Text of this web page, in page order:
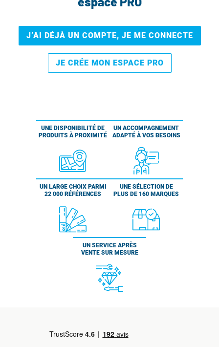
J’AI DÉJÀ UN COMPTE, JE ME CONNECTE
JE CRÉE MON ESPACE PRO
UNE DISPONIBILITÉ DE
PRODUITS À PROXIMITÉ
UN ACCOMPAGNEMENT
ADAPTÉ À VOS BESOINS
UN LARGE CHOIX PARMI
22 000 RÉFÉRENCES
UNE SÉLECTION DE
PLUS DE 160 MARQUES
UN SERVICE APRÈS
VENTE SUR MESURE